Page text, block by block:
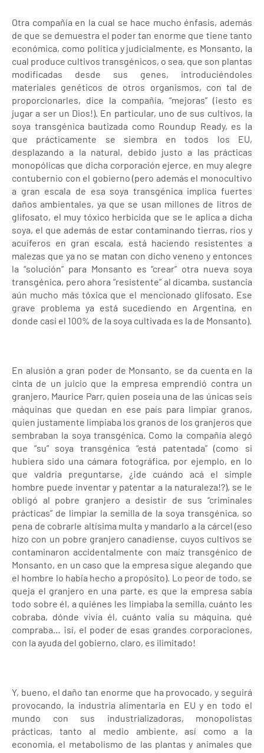
Otra compañía en la cual se hace mucho énfasis, además
de que se demuestra el poder tan enorme que tiene tanto
económica, como política y judicialmente, es Monsanto, la
cual produce cultivos transgénicos, o sea, que son plantas
modificadas desde sus genes, introduciéndoles
materiales genéticos de otros organismos, con tal de
proporcionarles, dice la compañía, “mejoras” (¡esto es
jugar a ser un Dios!). En particular, uno de sus cultivos, la
soya transgénica bautizada como Roundup Ready, es la
que prácticamente se siembra en todos los EU,
desplazando a la natural, debido justo a las prácticas
monopólicas que dicha corporación ejerce, en muy alegre
contubernio con el gobierno (pero además el monocultivo
a gran escala de esa soya transgénica implica fuertes
daños ambientales, ya que se usan millones de litros de
glifosato, el muy tóxico herbicida que se le aplica a dicha
soya, el que además de estar contaminando tierras, ríos y
acuíferos en gran escala, está haciendo resistentes a
malezas que ya no se matan con dicho veneno y entonces
la “solución” para Monsanto es “crear” otra nueva soya
transgénica, pero ahora “resistente” al dicamba, sustancia
aún mucho más tóxica que el mencionado glifosato. Ese
grave problema ya está sucediendo en Argentina, en
donde casi el 100% de la soya cultivada es la de Monsanto).
En alusión a gran poder de Monsanto, se da cuenta en la
cinta de un juicio que la empresa emprendió contra un
granjero, Maurice Parr, quien poseía una de las únicas seis
máquinas que quedan en ese país para limpiar granos,
quien justamente limpiaba los granos de los granjeros que
sembraban la soya transgénica. Como la compañía alegó
que “su” soya transgénica “está patentada” (como si
hubiera sido una cámara fotográfica, por ejemplo, en lo
que valdría preguntarse, ¿¡de cuándo acá el simple
hombre puede inventar y patentar a la naturaleza!?), se le
obligó al pobre granjero a desistir de sus “criminales
prácticas” de limpiar la semilla de la soya transgénica, so
pena de cobrarle altísima multa y mandarlo a la cárcel (eso
hizo con un pobre granjero canadiense, cuyos cultivos se
contaminaron accidentalmente con maíz transgénico de
Monsanto, en un caso que la empresa sigue alegando que
el hombre lo había hecho a propósito). Lo peor de todo, se
queja el granjero en una parte, es que la empresa sabía
todo sobre él, a quiénes les limpiaba la semilla, cuánto les
cobraba, dónde vivía él, cuánto valía su máquina, qué
compraba… ¡sí, el poder de esas grandes corporaciones,
con la ayuda del gobierno, claro, es ilimitado!
Y, bueno, el daño tan enorme que ha provocado, y seguirá
provocando, la industria alimentaria en EU y en todo el
mundo con sus industrializadoras, monopolistas
prácticas, tanto al medio ambiente, así como a la
economía, el metabolismo de las plantas y animales que